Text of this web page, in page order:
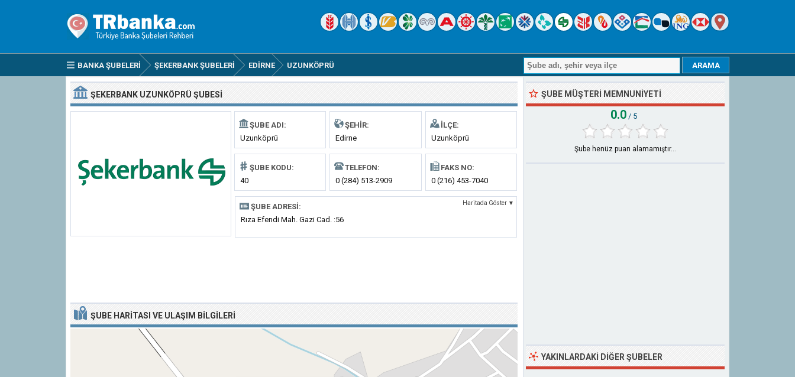
BANKA ŞUBELERI ŞEKERBANK ŞUBELERI EDIRNE UZUNKÖPRÜ
ŞEKERBANK UZUNKÖPRÜ ŞUBESI
ŞUBE ADI:
Uzunköprü
ŞEHIR:
Edirne
İLÇE:
Uzunköprü
ŞUBE KODU:
40
TELEFON:
0 (284) 513-2909
FAKS NO:
0 (216) 453-7040
ŞUBE ADRESI: Haritada Göster ▼
Rıza Efendi Mah. Gazi Cad. :56
ŞUBE HARITASI VE ULAŞIM BILGILERI
ŞUBE MÜŞTERI MEMNUNIYETI
0.0 / 5
Şube henüz puan alamamıştır...
YAKINLARDAKI DIĞER ŞUBELER